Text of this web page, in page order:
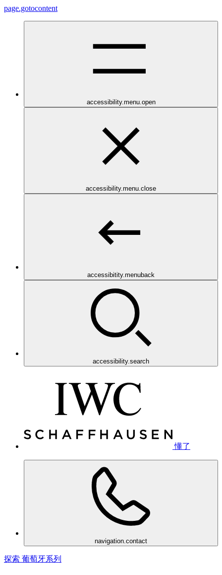
page.gotocontent
accessibility.menu.open
accessibility.menu.close
accessibitity.menuback
accessibility.search
懂了
navigation.contact
探索 葡萄牙系列